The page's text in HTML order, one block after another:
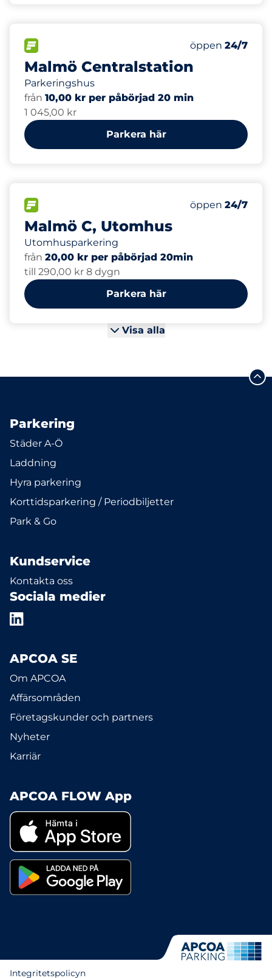
Malmö Centralstation
Parkeringshus
Antal
Totalt antal
Electric Car
Fredag
öppen 24/7
från 10,00 kr per påbörjad 20 min
1 045,00 kr
Parkera här
Malmö C, Utomhus
Utomhusparkering
Antal
Totalt antal
Fredag
öppen 24/7
från 20,00 kr per påbörjad 20min
till 290,00 kr 8 dygn
Parkera här
Visa alla
Parkering
Städer A-Ö
Laddning
Hyra parkering
Korttidsparkering / Periodbiljetter
Park & Go
Kundservice
Kontakta oss
Sociala medier
APCOA SE
Om APCOA
Affärsområden
Företagskunder och partners
Nyheter
Karriär
APCOA FLOW App
Integritetspolicyn